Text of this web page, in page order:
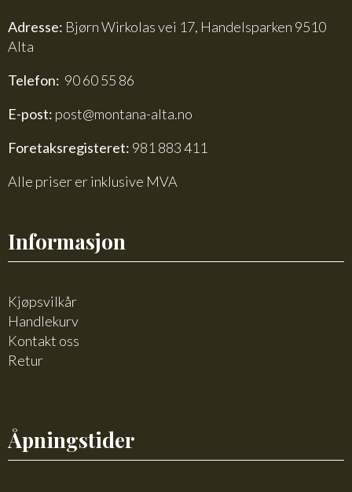
Adresse: Bjørn Wirkolas vei 17, Handelsparken 9510
Alta
Telefon: 90 60 55 86
E-post: post@montana-alta.no
Foretaksregisteret: 981 883 411
Alle priser er inklusive MVA
Informasjon
Kjøpsvilkår
Handlekurv
Kontakt oss
Retur
Åpningstider